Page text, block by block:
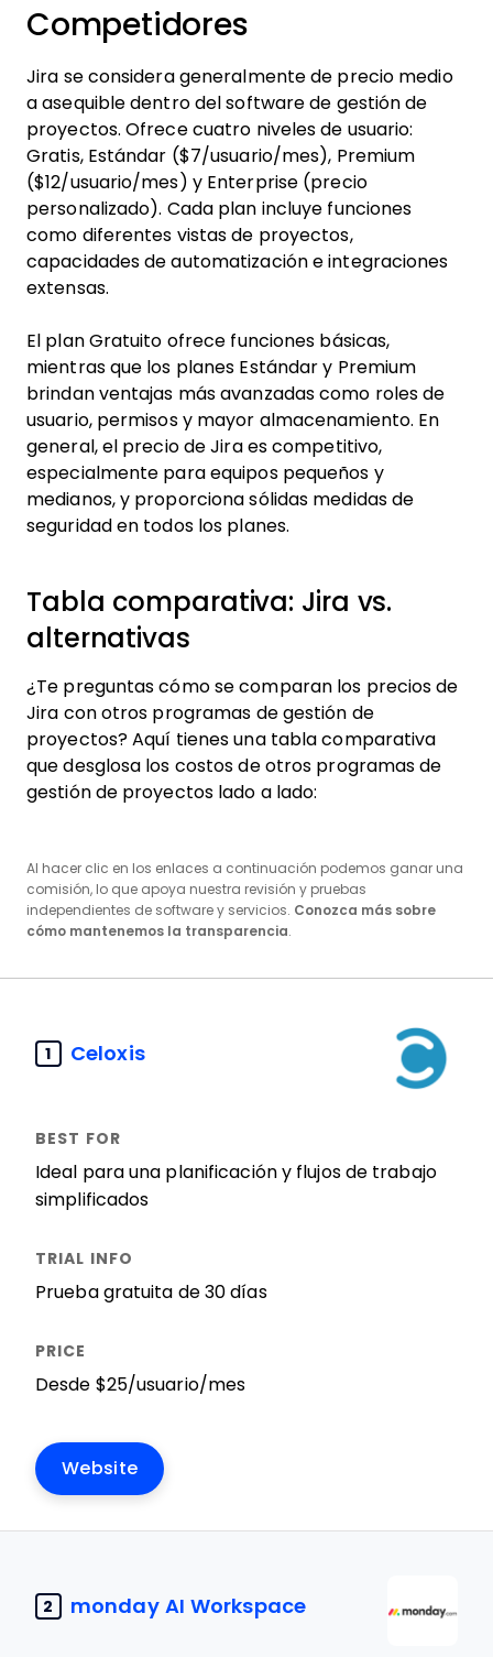
Competidores
Jira se considera generalmente de precio medio
a asequible dentro del software de gestión de
proyectos. Ofrece cuatro niveles de usuario:
Gratis, Estándar ($7/usuario/mes), Premium
($12/usuario/mes) y Enterprise (precio
personalizado). Cada plan incluye funciones
como diferentes vistas de proyectos,
capacidades de automatización e integraciones
extensas.
El plan Gratuito ofrece funciones básicas,
mientras que los planes Estándar y Premium
brindan ventajas más avanzadas como roles de
usuario, permisos y mayor almacenamiento. En
general, el precio de Jira es competitivo,
especialmente para equipos pequeños y
medianos, y proporciona sólidas medidas de
seguridad en todos los planes.
Tabla comparativa: Jira vs.
alternativas
¿Te preguntas cómo se comparan los precios de
Jira con otros programas de gestión de
proyectos? Aquí tienes una tabla comparativa
que desglosa los costos de otros programas de
gestión de proyectos lado a lado:
Al hacer clic en los enlaces a continuación podemos ganar una
comisión, lo que apoya nuestra revisión y pruebas
independientes de software y servicios. Conozca más sobre
cómo mantenemos la transparencia.
1 Celoxis
Ideal para una planificación y flujos de trabajo
simplificados
Prueba gratuita de 30 días
Desde $25/usuario/mes
Website
2 monday AI Workspace